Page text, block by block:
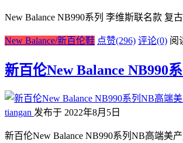
New Balance NB990系列 李维斯联名款
New Balance/新百伦鞋 点赞(296) 评论(0) 阅
新百伦New Balance NB990
tiangan 发布于 2022年8月5日
新百伦New Balance NB990系列NB高端美